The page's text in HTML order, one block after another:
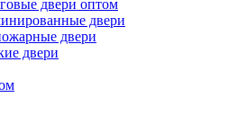
двери оптом
двери
двери
двери